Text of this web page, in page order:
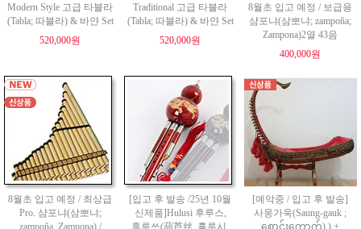
Modern Style 고급 타블라
(Tabla; 따블라) & 바얀 Set
520,000원
Traditional 고급 타블라
(Tabla; 따블라) & 바얀 Set
520,000원
8월초 입고 예정 / 보급용
샴포냐(삼뽀냐; zampoña;
Zampona)2열 43음
400,000원
8월초 입고 예정 / 최상급
Pro. 샴포냐(삼뽀냐;
zampoña, Zampona) /
[입고 후 발송 /25년 10월
신제품]Hulusi 후루스,
후루쓰(葫芦丝, 훌루시,
[예악중 / 입고 후 발송]
사웅가욱(Saung-gauk ;
စောင်းကောက်) ) +